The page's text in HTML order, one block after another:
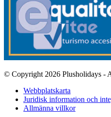
© Copyright 2026 Plusholidays -
Webbplatskarta
Juridisk information och
Allmänna villkor